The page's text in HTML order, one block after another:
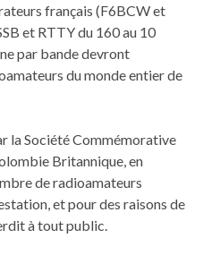
français (F6BCW et
et RTTY du 160 au 10
par bande devront
du monde entier de
la Société Commémorative
Britannique, en
de radioamateurs
et pour des raisons de
à tout public.